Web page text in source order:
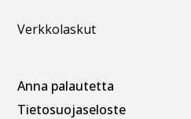
Verkkolaskut
Anna palautetta
Tietosuojaseloste